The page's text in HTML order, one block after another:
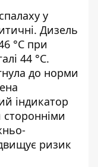
у
Дизель
°С при
44 °С.
до норми
індикатор
ризик